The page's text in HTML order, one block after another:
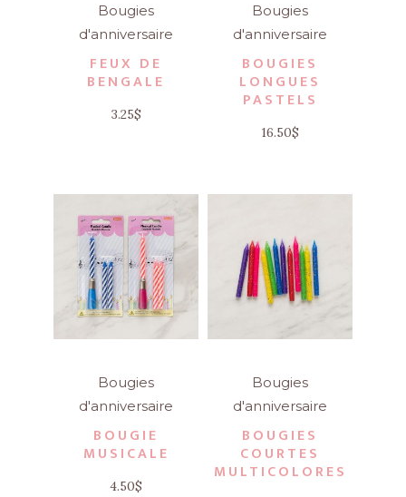
Bougies
d'anniversaire
FEUX DE
BENGALE
3.25$
Bougies
d'anniversaire
BOUGIES
LONGUES
PASTELS
16.50$
Bougies
d'anniversaire
BOUGIE
MUSICALE
4.50$
Bougies
d'anniversaire
BOUGIES
COURTES
MULTICOLORES